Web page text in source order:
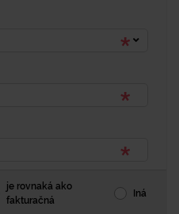
je rovnaká ako
fakturačná
Iná